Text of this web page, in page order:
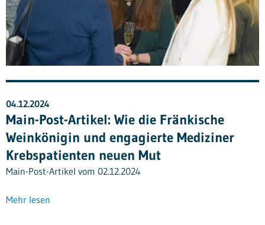
04.12.2024
Main-Post-Artikel: Wie die Fränkische
Weinkönigin und engagierte Mediziner
Krebspatienten neuen Mut
Main-Post-Artikel vom 02.12.2024
Mehr lesen